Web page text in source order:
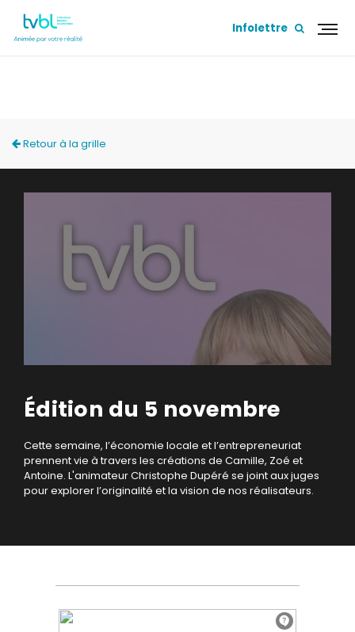
Infolettre
Retour à la grille
Édition du 5 novembre
Cette semaine, l’économie locale et l’entrepreneuriat
prennent vie à travers les créations de Camille, Zoé et
Antoine. L'animateur Christophe Dupéré se joint aux juges
pour explorer l’originalité et la vision de nos réalisateurs.